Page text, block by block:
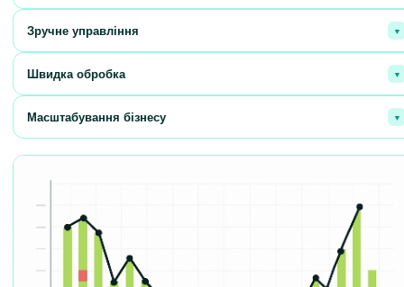
Зручне управління
Швидка обробка
Масштабування бізнесу